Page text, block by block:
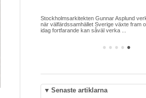
● ● ● ● ●
Stockholmsarkitekten Gunnar Asplund
när välfärdssamhället Sverige växte fram
idag fortfarande kan såväl verka ...
▼ Senaste artiklarna